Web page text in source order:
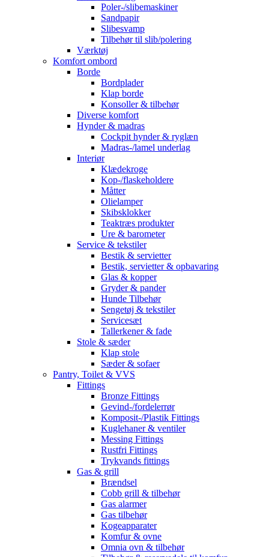
Poler-/slibemaskiner
Sandpapir
Slibesvamp
Tilbehør til slib/polering
Værktøj
Komfort ombord
Borde
Bordplader
Klap borde
Konsoller & tilbehør
Diverse komfort
Hynder & madras
Cockpit hynder & ryglæn
Madras-/lamel underlag
Interiør
Klædekroge
Kop-/flaskeholdere
Måtter
Olielamper
Skibsklokker
Teaktræs produkter
Ure & barometer
Service & tekstiler
Bestik & servietter
Bestik, servietter & opbavaring
Glas & kopper
Gryder & pander
Hunde Tilbehør
Sengetøj & tekstiler
Servicesæt
Tallerkener & fade
Stole & sæder
Klap stole
Sæder & sofaer
Pantry, Toilet & VVS
Fittings
Bronze Fittings
Gevind-/fordelerrør
Komposit-/Plastik Fittings
Kuglehaner & ventiler
Messing Fittings
Rustfri Fittings
Trykvands fittings
Gas & grill
Brændsel
Cobb grill & tilbehør
Gas alarmer
Gas tilbehør
Kogeapparater
Komfur & ovne
Omnia ovn & tilbehør